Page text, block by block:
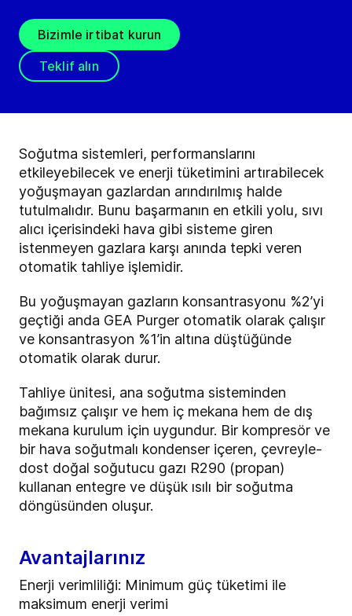
Bizimle irtibat kurun
Teklif alın
Soğutma sistemleri, performanslarını
etkileyebilecek ve enerji tüketimini artırabilecek
yoğuşmayan gazlardan arındırılmış halde
tutulmalıdır. Bunu başarmanın en etkili yolu, sıvı
alıcı içerisindeki hava gibi sisteme giren
istenmeyen gazlara karşı anında tepki veren
otomatik tahliye işlemidir.
Bu yoğuşmayan gazların konsantrasyonu %2’yi
geçtiği anda GEA Purger otomatik olarak çalışır
ve konsantrasyon %1’in altına düştüğünde
otomatik olarak durur.
Tahliye ünitesi, ana soğutma sisteminden
bağımsız çalışır ve hem iç mekana hem de dış
mekana kurulum için uygundur. Bir kompresör ve
bir hava soğutmalı kondenser içeren, çevreyle-
dost doğal soğutucu gazı R290 (propan)
kullanan entegre ve düşük ısılı bir soğutma
döngüsünden oluşur.
Avantajlarınız
Enerji verimliliği: Minimum güç tüketimi ile
maksimum enerji verimi